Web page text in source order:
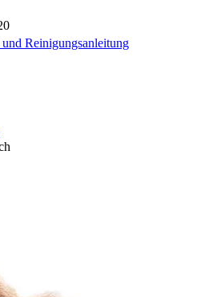
Reinigungsanleitung